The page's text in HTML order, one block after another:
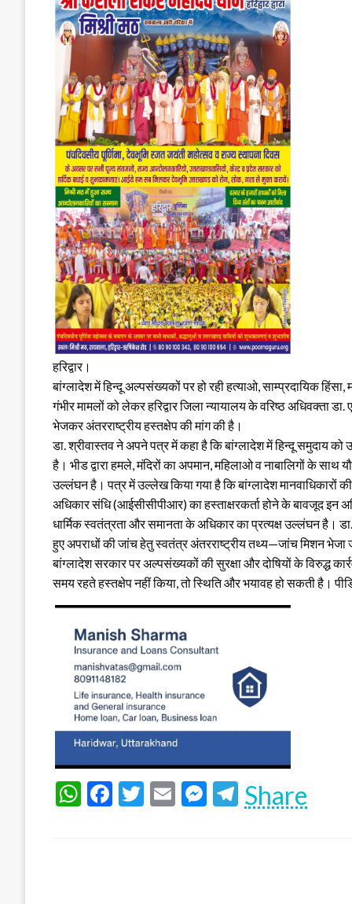
हरिद्वार।
बांग्लादेश में हिन्दू अल्पसंख्यकों पर हो रही हत्याओ, साम्प्रदायिक
गंभीर मामलों को लेकर हरिद्वार जिला न्यायालय के वरिष्ठ अधिवक्ता
भेजकर अंतरराष्ट्रीय हस्तक्षेप की मांग की है।
डा. श्रीवास्तव ने अपने पत्र में कहा है कि बांग्लादेश में हिन्दू समुदाय
है। भीड द्वारा हमले, मंदिरों का अपमान, महिलाओ व नाबालिगों के साथ
उल्लंघन है। पत्र में उल्लेख किया गया है कि बांग्लादेश मानवाधिकारों
अधिकार संधि (आईसीसीपीआर) का हस्ताक्षरकर्ता होने के बावजूद इन
धार्मिक स्वतंत्रता और समानता के अधिकार का प्रत्यक्ष उल्लंघन है।
हुए अपराधों की जांच हेतु स्वतंत्र अंतरराष्ट्रीय तथ्य—जांच मिशन भेजा
बांग्लादेश सरकार पर अल्पसंख्यकों की सुरक्षा और दोषियों के विरुद्ध
समय रहते हस्तक्षेप नहीं किया, तो स्थिति और भयावह हो सकती है।
WhatsApp
Facebook
Twitter
EmailMessenger
Telegram
Share